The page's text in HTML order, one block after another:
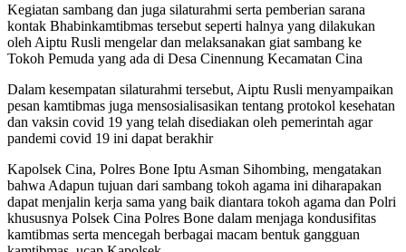
Kegiatan sambang dan juga silaturahmi serta pemberian sarana
kontak Bhabinkamtibmas tersebut seperti halnya yang dilakukan
oleh Aiptu Rusli mengelar dan melaksanakan giat sambang ke
Tokoh Pemuda yang ada di Desa Cinennung Kecamatan Cina
Dalam kesempatan silaturahmi tersebut, Aiptu Rusli menyampaikan
pesan kamtibmas juga mensosialisasikan tentang protokol kesehatan
dan vaksin covid 19 yang telah disediakan oleh pemerintah agar
pandemi covid 19 ini dapat berakhir
Kapolsek Cina, Polres Bone Iptu Asman Sihombing, mengatakan
bahwa Adapun tujuan dari sambang tokoh agama ini diharapakan
dapat menjalin kerja sama yang baik diantara tokoh agama dan Polri
khususnya Polsek Cina Polres Bone dalam menjaga kondusifitas
kamtibmas serta mencegah berbagai macam bentuk gangguan